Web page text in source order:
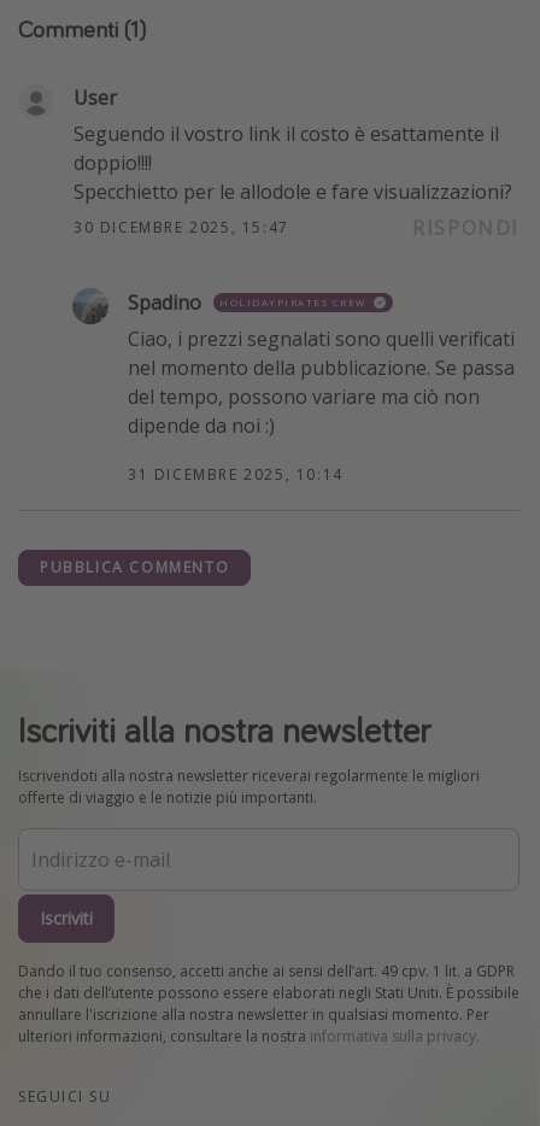
Commenti (1)
User
Seguendo il vostro link il costo è esattamente il
doppio!!!!
Specchietto per le allodole e fare visualizzazioni?
30 DICEMBRE 2025, 15:47
Spadino HOLIDAYPIRATES CREW
Ciao, i prezzi segnalati sono quelli verificati
nel momento della pubblicazione. Se passa
del tempo, possono variare ma ciò non
dipende da noi :)
31 DICEMBRE 2025, 10:14
PUBBLICA COMMENTO
Iscriviti alla nostra newsletter
Iscrivendoti alla nostra newsletter riceverai regolarmente le migliori
offerte di viaggio e le notizie più importanti.
Iscriviti
Dando il tuo consenso, accetti anche ai sensi dell’art. 49 cpv. 1 lit. a GDPR
che i dati dell’utente possono essere elaborati negli Stati Uniti. È possibile
annullare l'iscrizione alla nostra newsletter in qualsiasi momento. Per
ulteriori informazioni, consultare la nostra informativa sulla privacy.
SEGUICI SU